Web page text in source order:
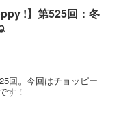
!】第525回：冬
回。今回はチョッピー
す！